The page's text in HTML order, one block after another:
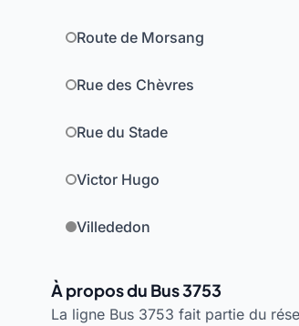
Route de Morsang
Rue des Chèvres
Rue du Stade
Victor Hugo
Villededon
À propos du Bus 3753
La ligne Bus 3753 fait partie du